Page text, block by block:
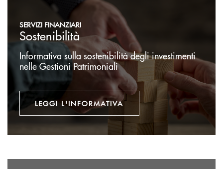
SERVIZI FINANZIARI
Sostenibilità
Informativa sulla sostenibilità degli investimenti
nelle Gestioni Patrimoniali
LEGGI L'INFORMATIVA